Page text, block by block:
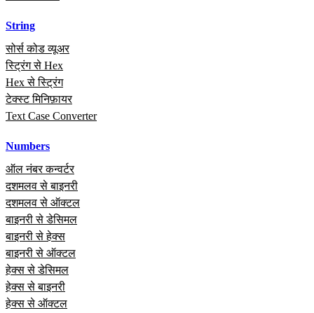
String
सोर्स कोड व्यूअर
स्ट्रिंग से Hex
Hex से स्ट्रिंग
टेक्स्ट मिनिफ़ायर
Text Case Converter
Numbers
ऑल नंबर कन्वर्टर
दशमलव से बाइनरी
दशमलव से ऑक्टल
बाइनरी से डेसिमल
बाइनरी से हेक्स
बाइनरी से ऑक्टल
हेक्स से डेसिमल
हेक्स से बाइनरी
हेक्स से ऑक्टल